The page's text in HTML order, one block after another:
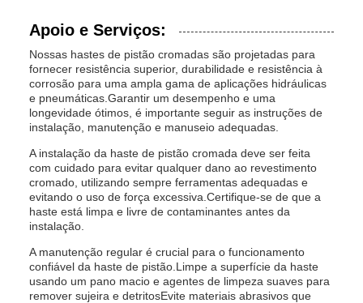
Apoio e Serviços:
Nossas hastes de pistão cromadas são projetadas para
fornecer resistência superior, durabilidade e resistência à
corrosão para uma ampla gama de aplicações hidráulicas
e pneumáticas.Garantir um desempenho e uma
longevidade ótimos, é importante seguir as instruções de
instalação, manutenção e manuseio adequadas.
A instalação da haste de pistão cromada deve ser feita
com cuidado para evitar qualquer dano ao revestimento
cromado, utilizando sempre ferramentas adequadas e
evitando o uso de força excessiva.Certifique-se de que a
haste está limpa e livre de contaminantes antes da
instalação.
A manutenção regular é crucial para o funcionamento
confiável da haste de pistão.Limpe a superfície da haste
usando um pano macio e agentes de limpeza suaves para
remover sujeira e detritosEvite materiais abrasivos que